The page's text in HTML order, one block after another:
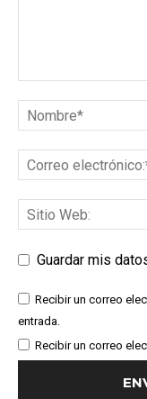
Guardar mis
Recibir un correo
entrada.
Recibir un correo